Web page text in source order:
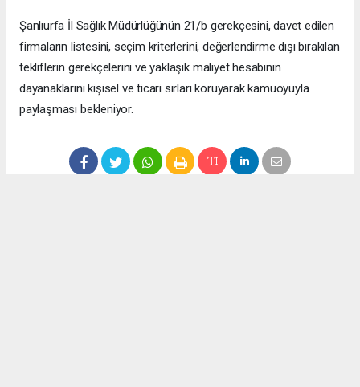
Şanlıurfa İl Sağlık Müdürlüğünün 21/b gerekçesini, davet edilen
firmaların listesini, seçim kriterlerini, değerlendirme dışı bırakılan
tekliflerin gerekçelerini ve yaklaşık maliyet hesabının
dayanaklarını kişisel ve ticari sırları koruyarak kamuoyuyla
paylaşması bekleniyor.